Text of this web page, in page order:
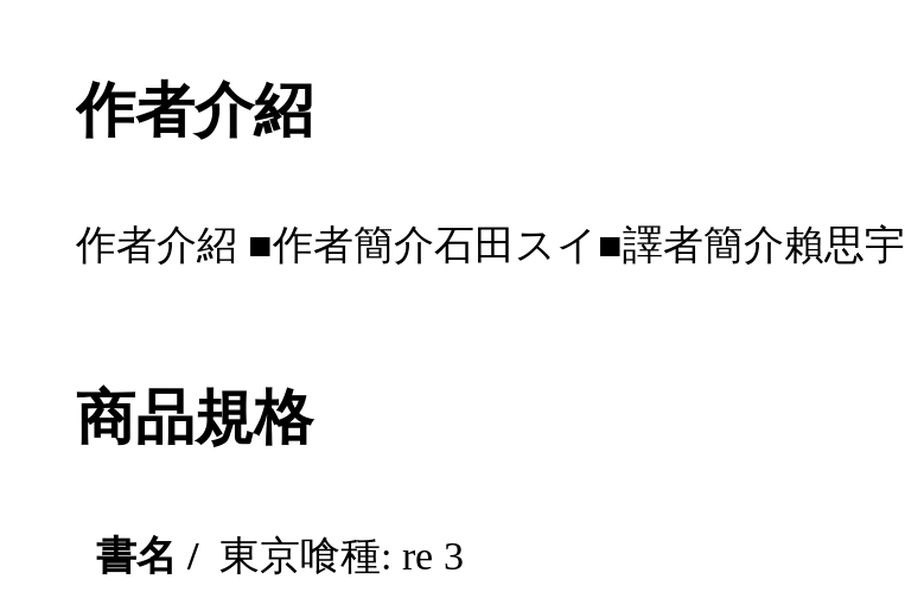
作者介紹
作者介紹 ■作者簡介石田スイ■譯者簡介賴思宇
商品規格
書名 / 東京喰種: re 3